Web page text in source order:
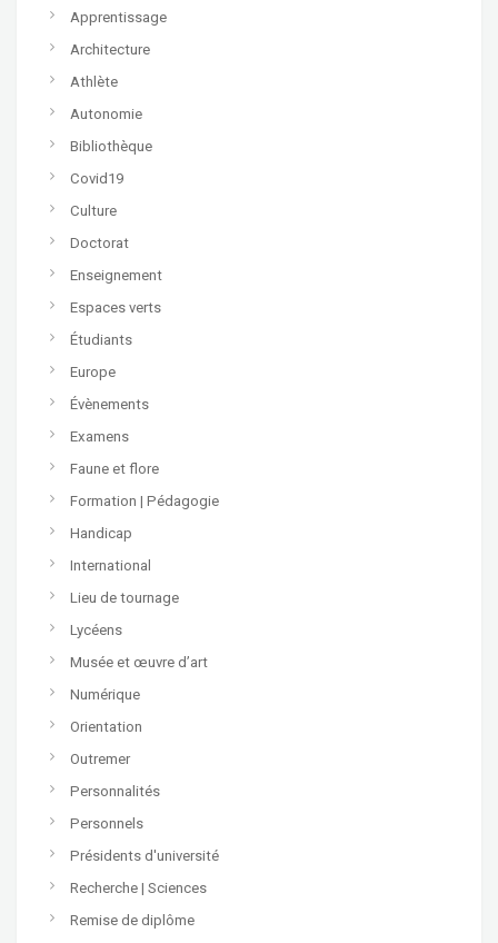
Apprentissage
Architecture
Athlète
Autonomie
Bibliothèque
Covid19
Culture
Doctorat
Enseignement
Espaces verts
Étudiants
Europe
Évènements
Examens
Faune et flore
Formation | Pédagogie
Handicap
International
Lieu de tournage
Lycéens
Musée et œuvre d’art
Numérique
Orientation
Outremer
Personnalités
Personnels
Présidents d'université
Recherche | Sciences
Remise de diplôme